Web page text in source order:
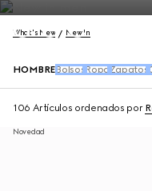
What's New New In
HOMBRE Bolsos Ropa Zapatos
106 Artículos ordenados por
Novedad